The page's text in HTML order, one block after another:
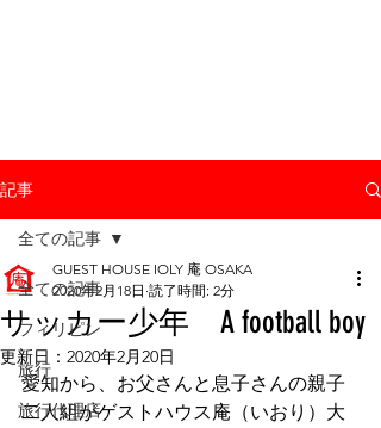
記事
全ての記事
フィリピン
旅行
旅行代理店
全ての記事
サッカー少年 A football boy
GUEST HOUSE IOLY 庵 OSAKA
2020年2月18日 読了時間: 2分
更新日： 2020年2月20日
愛知から、お父さんと息子さんの親子
二人組がゲストハウス庵（いおり）大